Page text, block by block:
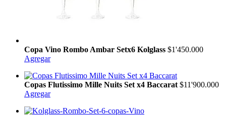
Copa Vino Rombo Ambar Setx6 Kolglass $1'450.000
Agregar
Copas Flutissimo Mille Nuits Set x4 Baccarat $11'900.000
Agregar